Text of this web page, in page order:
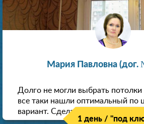
Мария Павловна (дог.
Долго не могли выбрать потолки
все таки нашли оптимальный по
вариант. Сделали скидку как
1 день / "под